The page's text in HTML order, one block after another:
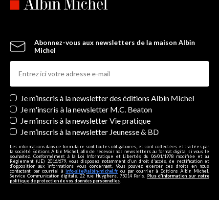
Abonnez-vous aux newsletters de la maison Albin
Michel
Newsletters
Je m’inscris à la newsletter des éditions Albin Michel
Je m'inscris à la newsletter M.C. Beaton
Je m’inscris à la newsletter Vie pratique
Je m’inscris à la newsletter Jeunesse & BD
Les informations dans ce formulaire sont toutes obligatoires, et sont collectées et traitées par
la société Editions Albin Michel, afin de recevoir nos newsletters au format digital si vous le
souhaitez. Conformément à la Loi Informatique et Libertés du 06/01/1978 modifiée et au
Règlement (UE) 2016/679, vous disposez notamment d'un droit d'accès, de rectification et
d’opposition aux informations vous concernant. Vous pouvez exercer ces droits en nous
contactant par courriel à info-site@albin-michel.fr ou par courrier à Editions Albin Michel,
Service Communication digitale, 22 rue Huyghens, 75014 Paris. Plus d’information sur notre
politique de protection de vos données personnelles